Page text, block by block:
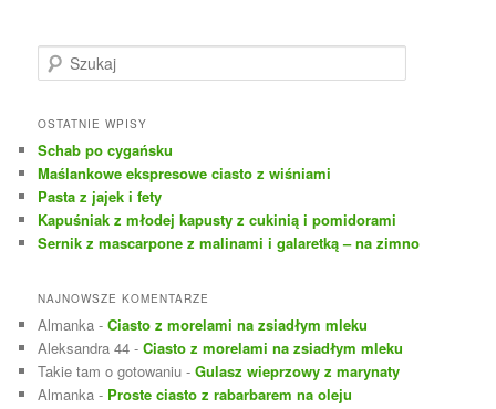
z
k
j
OSTATNIE WPISY
Schab po cygańsku
Maślankowe ekspresowe ciasto z wiśniami
Pasta z jajek i fety
Kapuśniak z młodej kapusty z cukinią i pomidorami
Sernik z mascarpone z malinami i galaretką – na zimno
NAJNOWSZE KOMENTARZE
Almanka -Ciasto z morelami na zsiadłym mleku
Aleksandra 44 -Ciasto z morelami na zsiadłym mleku
Takie tam o gotowaniu -Gulasz wieprzowy z marynaty
Almanka - Proste ciasto z rabarbarem na oleju